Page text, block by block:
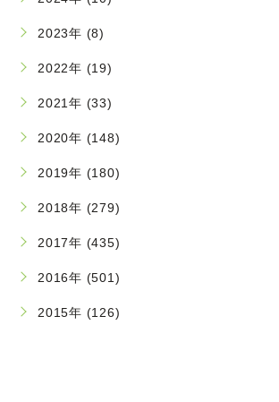
2023年 (8)
2022年 (19)
2021年 (33)
2020年 (148)
2019年 (180)
2018年 (279)
2017年 (435)
2016年 (501)
2015年 (126)